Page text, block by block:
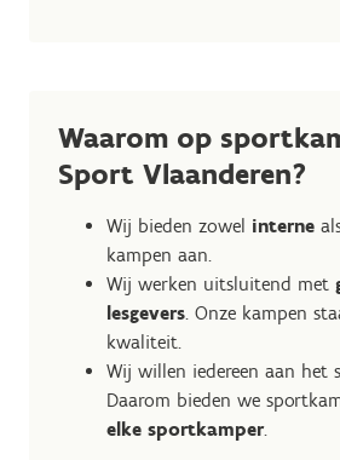
Waarom op
Sport Vlaanderen?
Wij bieden zowel interne
kampen aan.
Wij werken uitsluitend met
lesgevers . Onze kampen
kwaliteit.
Wij willen iedereen aan het
Daarom bieden we
elke sportkamper.